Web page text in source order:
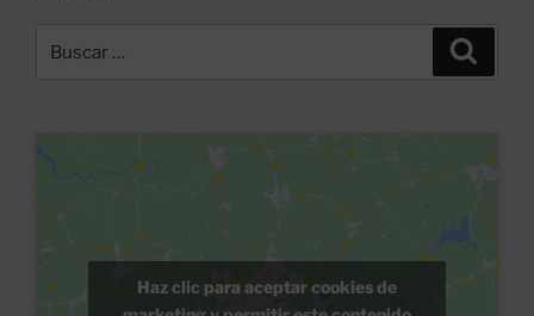
Haz clic para aceptar cookies de